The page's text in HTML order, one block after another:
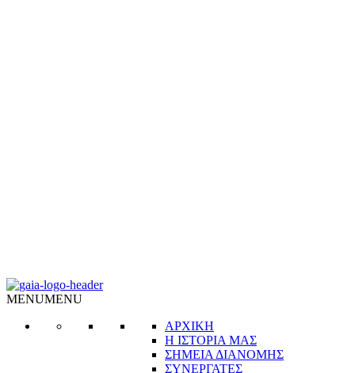
MENUMENU
ΑΡΧΙΚΗ
Η ΙΣΤΟΡΙΑ ΜΑΣ
ΣΗΜΕΙΑ ΔΙΑΝΟΜΗΣ
ΣΥΝΕΡΓΑΤΕΣ